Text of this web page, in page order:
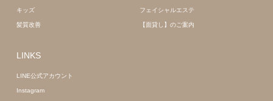
キッズ
髪質改善
フェイシャルエステ
【面貸し】のご案内
LINKS
LINE公式アカウント
Instagram